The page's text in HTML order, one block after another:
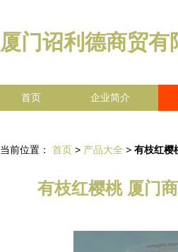
厦门诏利德商贸有
首页 企业简介
当前位置： 首页 > 产品大全 > 有枝红樱
有枝红樱桃 厦门